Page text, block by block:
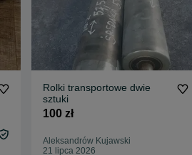
Rolki transportowe dwie
sztuki
100 zł
Aleksandrów Kujawski
21 lipca 2026